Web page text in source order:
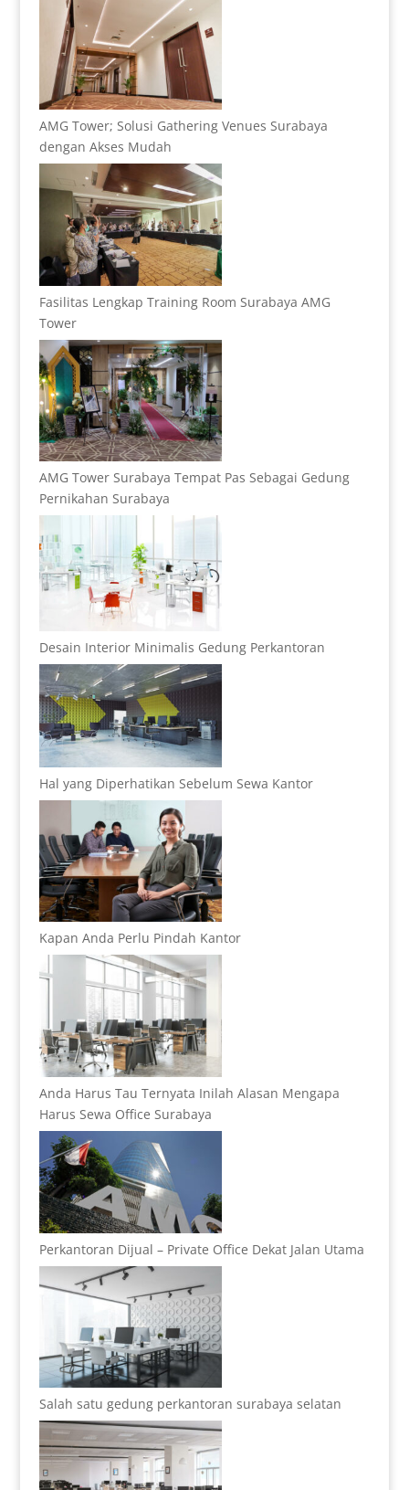
AMG Tower; Solusi Gathering Venues Surabaya
dengan Akses Mudah
Fasilitas Lengkap Training Room Surabaya AMG
Tower
AMG Tower Surabaya Tempat Pas Sebagai Gedung
Pernikahan Surabaya
Desain Interior Minimalis Gedung Perkantoran
Hal yang Diperhatikan Sebelum Sewa Kantor
Kapan Anda Perlu Pindah Kantor
Anda Harus Tau Ternyata Inilah Alasan Mengapa
Harus Sewa Office Surabaya
Perkantoran Dijual – Private Office Dekat Jalan Utama
Salah satu gedung perkantoran surabaya selatan